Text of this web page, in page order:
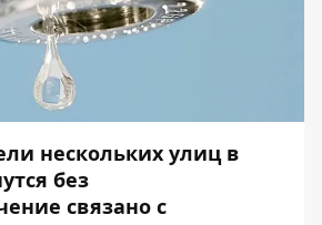
нескольких улиц в
без
связано с